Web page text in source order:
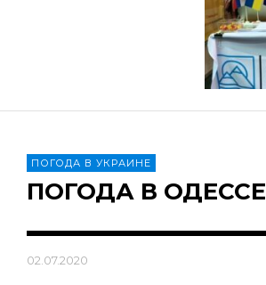
ПОГОДА В УКРАИНЕ
ПОГОДА В ОДЕССЕ
02.07.2020